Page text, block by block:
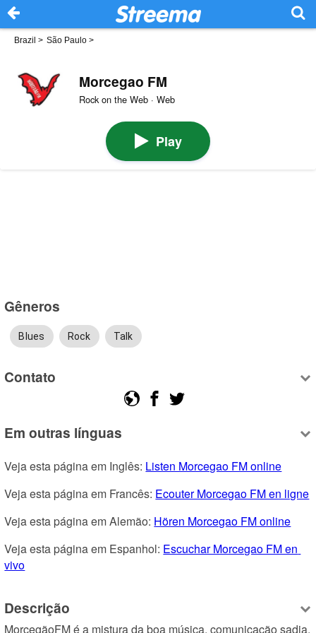
Brazil > São Paulo >
Morcegao FM
Rock on the Web · Web
Play
Gêneros
Blues Rock Talk
Contato
Em outras línguas
Veja esta página em Inglês: Listen Morcegao FM online
Veja esta página em Francês: Ecouter Morcegao FM en ligne
Veja esta página em Alemão: Hören Morcegao FM online
Veja esta página em Espanhol: Escuchar Morcegao FM en
vivo
Descrição
MorcegãoFM é a mistura da boa música, comunicação sadia,